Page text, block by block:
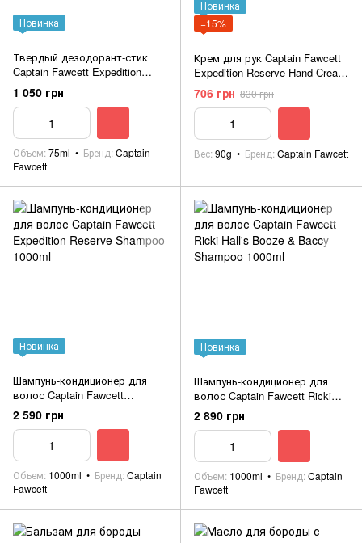
Новинка
Твердый дезодорант-стик
Captain Fawcett Expedition
Reserve Deodorant Stick 75ml
1 050 грн
Объем 75ml Бренд Captain
Fawcett
Новинка
−15%
Крем для рук Captain Fawcett
Expedition Reserve Hand Cream
90gr
706 грн 830 грн
Вес 90g Бренд Captain Fawcett
Новинка
Шампунь-кондиционер для
волос Captain Fawcett
Expedition Reserve Shampoo
1000ml
2 590 грн
Объем 1000ml Бренд Captain
Fawcett
Новинка
Шампунь-кондиционер для
волос Captain Fawcett Ricki
Hall's Booze & Baccy Shampoo
1000ml
2 890 грн
Объем 1000ml Бренд Captain
Fawcett